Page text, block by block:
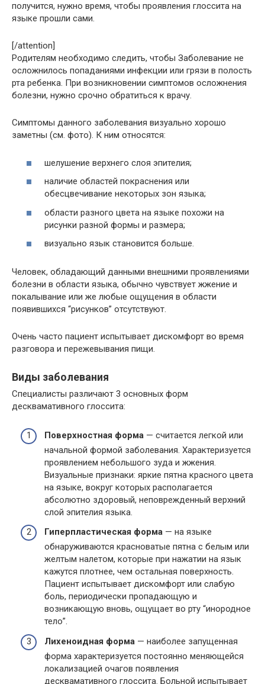
получится, нужно время, чтобы проявления глоссита на
языке прошли сами.
[/attention]
Родителям необходимо следить, чтобы Заболевание не
осложнилось попаданиями инфекции или грязи в полость
рта ребенка. При возникновении симптомов осложнения
болезни, нужно срочно обратиться к врачу.
Симптомы данного заболевания визуально хорошо
заметны (см. фото). К ним относятся:
шелушение верхнего слоя эпителия;
наличие областей покраснения или
обесцвечивание некоторых зон языка;
области разного цвета на языке похожи на
рисунки разной формы и размера;
визуально язык становится больше.
Человек, обладающий данными внешними проявлениями
болезни в области языка, обычно чувствует жжение и
покалывание или же любые ощущения в области
появившихся “рисунков” отсутствуют.
Очень часто пациент испытывает дискомфорт во время
разговора и пережевывания пищи.
Виды заболевания
Специалисты различают 3 основных форм
десквамативного глоссита:
Поверхностная форма — считается легкой или
начальной формой заболевания. Характеризуется
проявлением небольшого зуда и жжения.
Визуальные признаки: яркие пятна красного цвета
на языке, вокруг которых располагается
абсолютно здоровый, неповрежденный верхний
слой эпителия языка.
Гиперпластическая форма — на языке
обнаруживаются красноватые пятна с белым или
желтым налетом, которые при нажатии на язык
кажутся плотнее, чем остальная поверхность.
Пациент испытывает дискомфорт или слабую
боль, периодически пропадающую и
возникающую вновь, ощущает во рту “инородное
тело”.
Лихеноидная форма — наиболее запущенная
форма характеризуется постоянно меняющейся
локализацией очагов появления
десквамативного глоссита. Больной испытывает